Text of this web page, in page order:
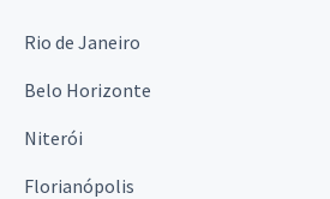
Rio de Janeiro
Belo Horizonte
Niterói
Florianópolis